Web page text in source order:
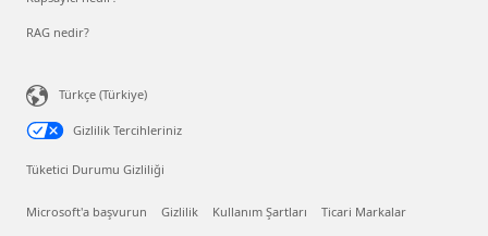
RAG nedir?
Türkçe (Türkiye)
Gizlilik Tercihleriniz
Tüketici Durumu Gizliliği
Microsoft'a başvurun Gizlilik Kullanım Şartları Ticari Markalar